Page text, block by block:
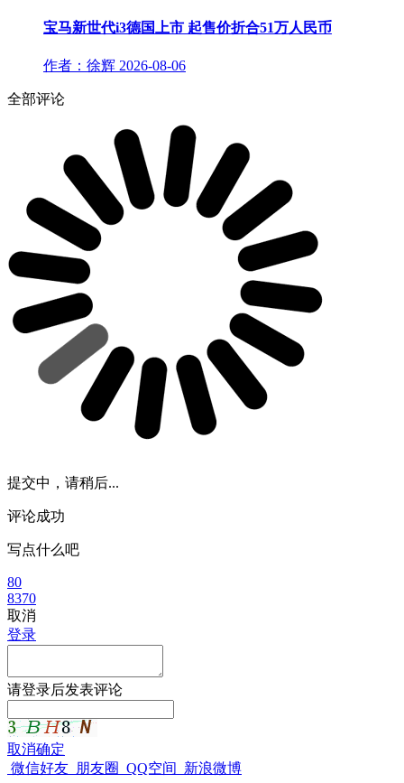
宝马新世代i3德国上市 起售价折合51万人民币
作者：徐辉 2026-08-06
全部评论
提交中，请稍后...
评论成功
写点什么吧
80
8370
取消
登录
请登录后发表评论
取消确定
微信好友 朋友圈 QQ空间 新浪微博